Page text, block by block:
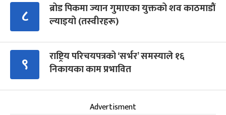
८
ब्रोड पिकमा ज्यान गुमाएका युक्तको शव काठमाडौं
ल्याइयो (तस्वीरहरू)
९
राष्ट्रिय परिचयपत्रको ‘सर्भर’ समस्याले १६
निकायका काम प्रभावित
Advertisment